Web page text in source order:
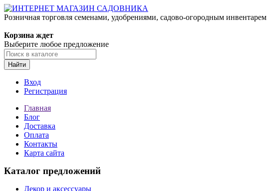
Розничная торговля семенами, удобрениями, садово-огородным инвентарем
Корзина ждет
Выберите любое предложение
Найти
Вход
Регистрация
Главная
Блог
Доставка
Оплата
Контакты
Карта сайта
Каталог предложений
Декор и аксессуары